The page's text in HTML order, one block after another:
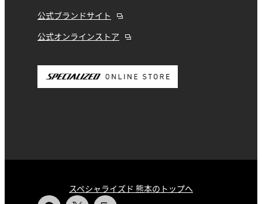
公式ブランドサイト
公式オンラインストア
スペシャライズド 熊本のトップへ